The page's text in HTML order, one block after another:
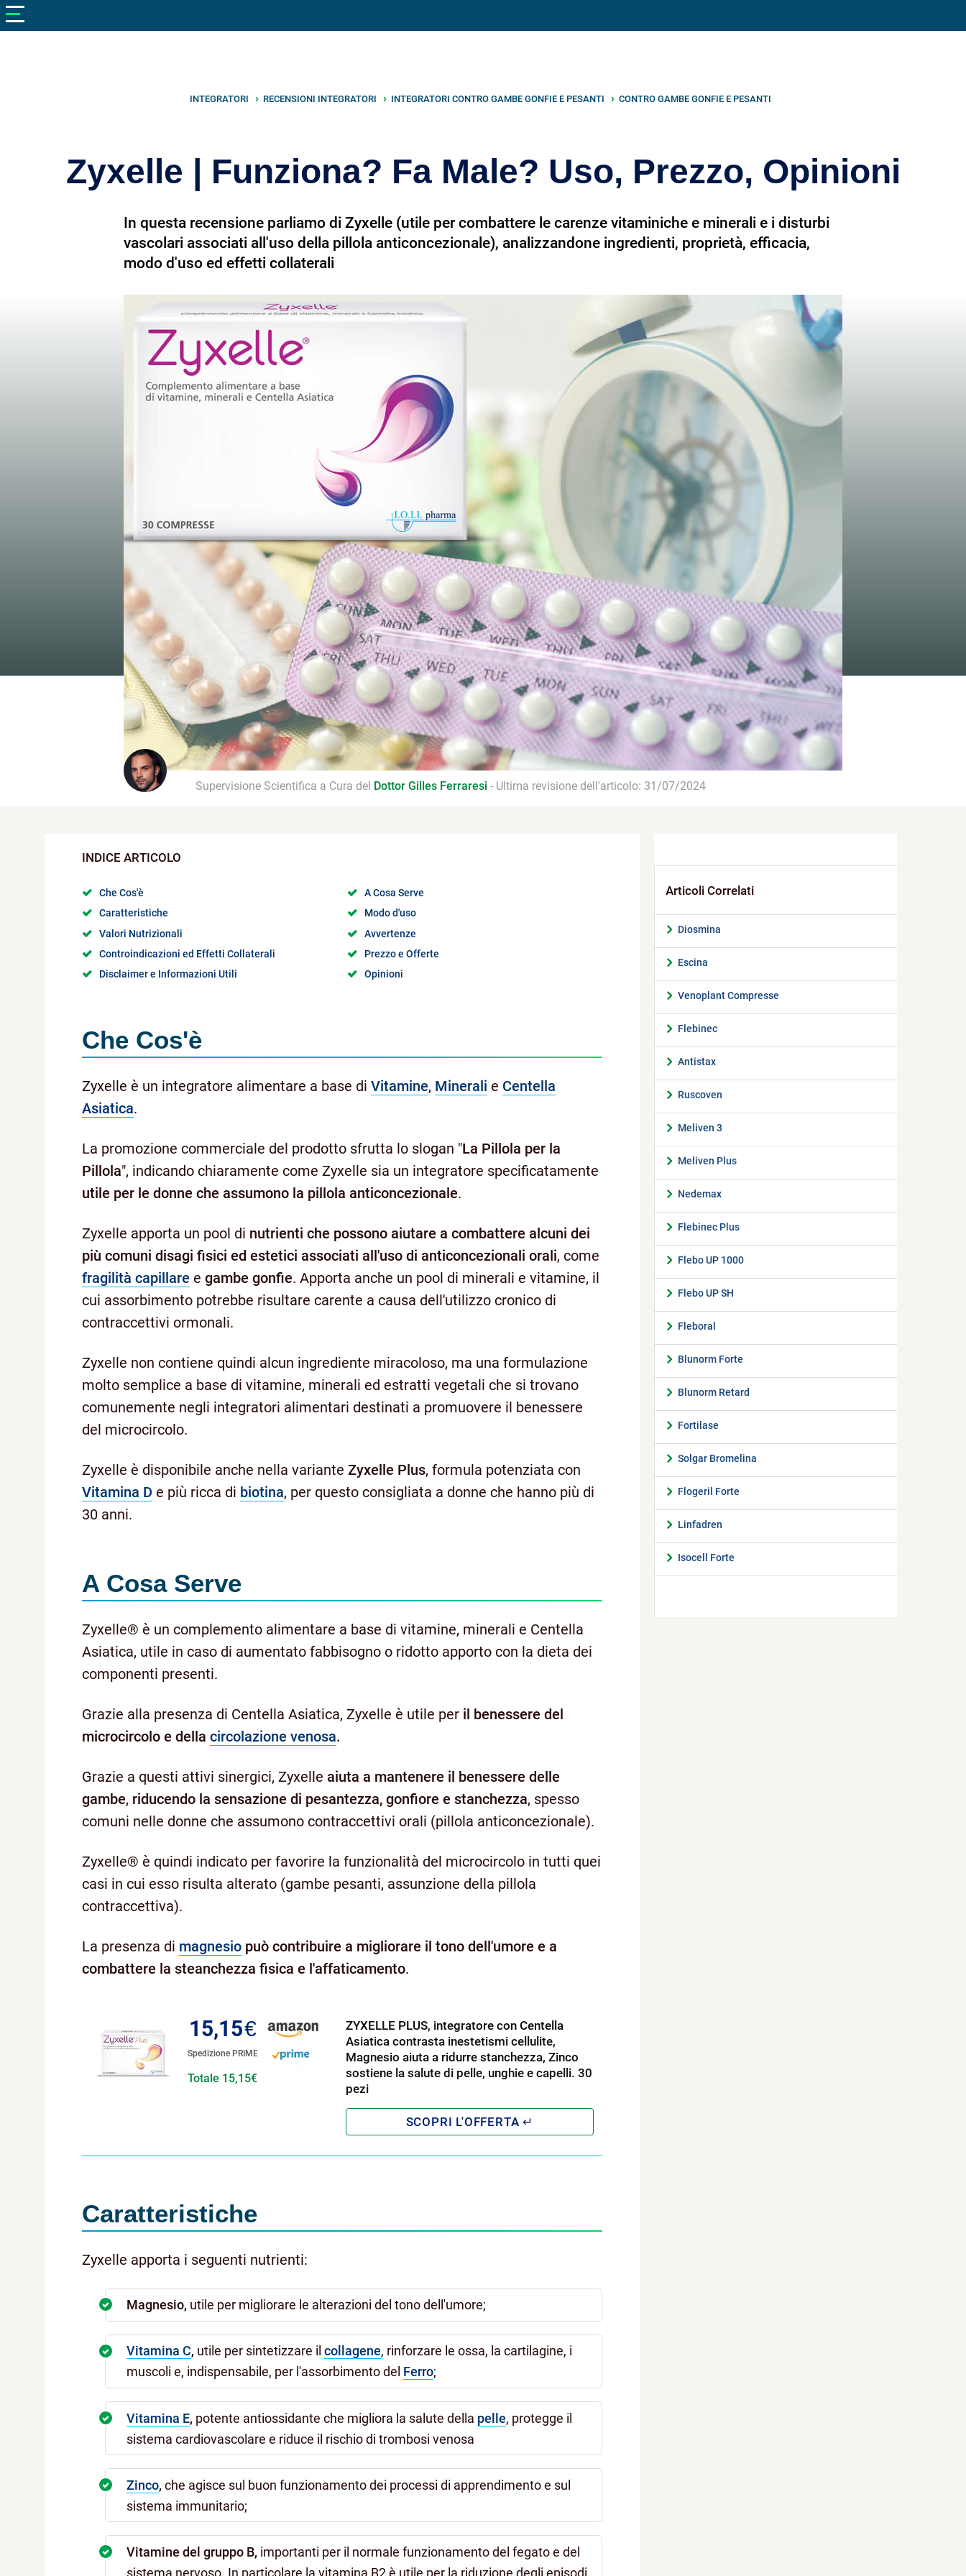
INTEGRATORI RECENSIONI INTEGRATORI INTEGRATORI CONTRO GAMBE GONFIE E PESANTI CONTRO GAMBE GONFIE E PESANTI
Zyxelle | Funziona? Fa Male? Uso, Prezzo, Opinioni
In questa recensione parliamo di Zyxelle (utile per combattere le carenze vitaminiche e minerali e i disturbi
vascolari associati all'uso della pillola anticoncezionale), analizzandone ingredienti, proprietà, efficacia,
modo d'uso ed effetti collaterali
Supervisione Scientifica a Cura del Dottor Gilles Ferraresi - Ultima revisione dell'articolo: 31/07/2024
Che Cos'è
A Cosa Serve
Caratteristiche
Modo d'uso
Valori Nutrizionali
Avvertenze
Controindicazioni ed Effetti Collaterali
Prezzo e Offerte
Disclaimer e Informazioni Utili
Opinioni
Che Cos'è
Zyxelle è un integratore alimentare a base di Vitamine, Minerali e Centella
Asiatica.
La promozione commerciale del prodotto sfrutta lo slogan "La Pillola per la
Pillola", indicando chiaramente come Zyxelle sia un integratore specificatamente
utile per le donne che assumono la pillola anticoncezionale.
Zyxelle apporta un pool di nutrienti che possono aiutare a combattere alcuni dei
più comuni disagi fisici ed estetici associati all'uso di anticoncezionali orali, come
fragilità capillare e gambe gonfie. Apporta anche un pool di minerali e vitamine, il
cui assorbimento potrebbe risultare carente a causa dell'utilizzo cronico di
contraccettivi ormonali.
Zyxelle non contiene quindi alcun ingrediente miracoloso, ma una formulazione
molto semplice a base di vitamine, minerali ed estratti vegetali che si trovano
comunemente negli integratori alimentari destinati a promuovere il benessere
del microcircolo.
Zyxelle è disponibile anche nella variante Zyxelle Plus, formula potenziata con
Vitamina D e più ricca di biotina, per questo consigliata a donne che hanno più di
30 anni.
A Cosa Serve
Zyxelle® è un complemento alimentare a base di vitamine, minerali e Centella
Asiatica, utile in caso di aumentato fabbisogno o ridotto apporto con la dieta dei
componenti presenti.
Grazie alla presenza di Centella Asiatica, Zyxelle è utile per il benessere del
microcircolo e della circolazione venosa.
Grazie a questi attivi sinergici, Zyxelle aiuta a mantenere il benessere delle
gambe, riducendo la sensazione di pesantezza, gonfiore e stanchezza, spesso
comuni nelle donne che assumono contraccettivi orali (pillola anticoncezionale).
Zyxelle® è quindi indicato per favorire la funzionalità del microcircolo in tutti quei
casi in cui esso risulta alterato (gambe pesanti, assunzione della pillola
contraccettiva).
La presenza di magnesio può contribuire a migliorare il tono dell'umore e a
combattere la steanchezza fisica e l'affaticamento.
15,15€
Spedizione PRIME
Totale 15,15€
ZYXELLE PLUS, integratore con Centella
Asiatica contrasta inestetismi cellulite,
Magnesio aiuta a ridurre stanchezza, Zinco
sostiene la salute di pelle, unghie e capelli. 30
pezi
Caratteristiche
Zyxelle apporta i seguenti nutrienti:
Magnesio, utile per migliorare le alterazioni del tono dell'umore;
Vitamina C, utile per sintetizzare ilcollagene, rinforzare le ossa, la cartilagine, i
muscoli e, indispensabile, per l'assorbimento del Ferro;
Vitamina E, potente antiossidante che migliora la salute della pelle, protegge il
sistema cardiovascolare e riduce il rischio di trombosi venosa
Zinco, che agisce sul buon funzionamento dei processi di apprendimento e sul
sistema immunitario;
Vitamine del gruppo B, importanti per il normale funzionamento del fegato e del
sistema nervoso. In particolare la vitamina B2 è utile per la riduzione degli episodi
Diosmina
Escina
Venoplant Compresse
Flebinec
Antistax
Ruscoven
Meliven 3
Meliven Plus
Nedemax
Flebinec Plus
Flebo UP 1000
Flebo UP SH
Fleboral
Blunorm Forte
Blunorm Retard
Fortilase
Solgar Bromelina
Flogeril Forte
Linfadren
Isocell Forte
V netonutrizione
Dimagrire